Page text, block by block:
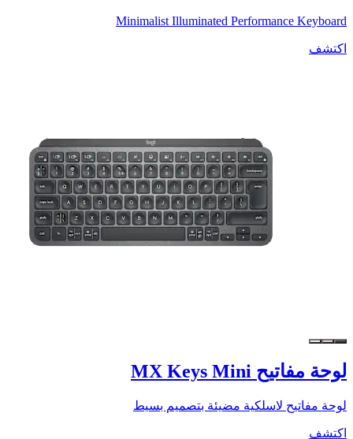
Minimalist Illuminated Performance Keyboard
اكتشف
لوحة مفاتيح MX Keys Mini
لوحة مفاتيح لاسلكية مضيئة بتصميم بسيط
اكتشف